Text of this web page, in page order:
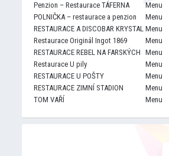
Penzion – Restaurace TÁFERNA
Menu
POLNIČKA – restaurace a penzion
Menu
RESTAURACE A DISCOBAR KRYSTAL Menu
Restaurace Originál Ingot 1869
Menu
RESTAURACE REBEL NA FARSKÝCH Menu
Restaurace U pily
Menu
RESTAURACE U POŠTY
Menu
RESTAURACE ZIMNÍ STADION
Menu
TOM VAŘÍ
Menu